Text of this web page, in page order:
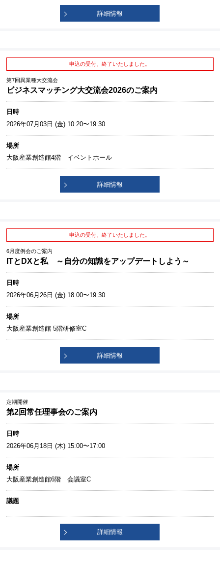
詳細情報
申込の受付、終了いたしました。
第7回異業種大交流会
ビジネスマッチング大交流会2026のご案内
日時
2026年07月03日 (金) 10:20〜19:30
場所
大阪産業創造館4階 イベントホール
詳細情報
申込の受付、終了いたしました。
6月度例会のご案内
ITとDXと私 ～自分の知識をアップデートしよう～
日時
2026年06月26日 (金) 18:00〜19:30
場所
大阪産業創造館 5階研修室C
詳細情報
定期開催
第2回常任理事会のご案内
日時
2026年06月18日 (木) 15:00〜17:00
場所
大阪産業創造館6階 会議室C
議題
詳細情報